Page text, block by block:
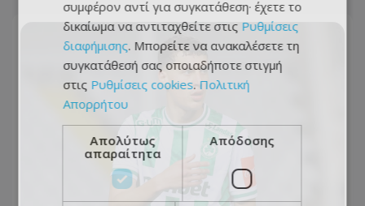
συμφέρον αντί για συγκατάθεση· έχετε το
δικαίωμα να αντιταχθείτε στις Ρυθμίσεις
διαφήμισης. Μπορείτε να ανακαλέσετε τη
συγκατάθεσή σας οποιαδήποτε στιγμή
στις Ρυθμίσεις cookies. Πολιτική
Απορρήτου
Απολύτως
απαραίτητα
Απόδοσης